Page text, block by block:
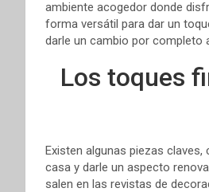
ambiente acogedor donde
forma versátil para dar un
darle un cambio por completo
Los toques
Existen algunas piezas
casa y darle un aspecto
salen en las revistas de